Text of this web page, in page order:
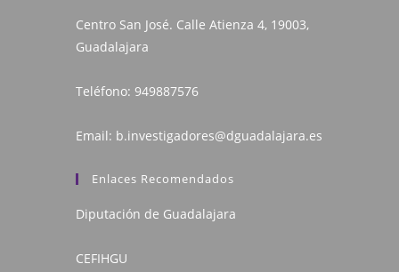
Centro San José. Calle Atienza 4, 19003,
Guadalajara
Teléfono: 949887576
Email: b.investigadores@dguadalajara.es
Enlaces Recomendados
Diputación de Guadalajara
CEFIHGU